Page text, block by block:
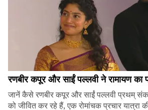
रणबीर कपूर और साईं पल्लवी ने रामायण का
जानें कैसे रणबीर कपूर और साईं पल्लवी प्रथम्
को जीवित कर रहे हैं, एक रोमांचक प्रचार